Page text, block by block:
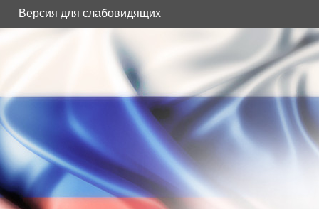
Версия для слабовидящих